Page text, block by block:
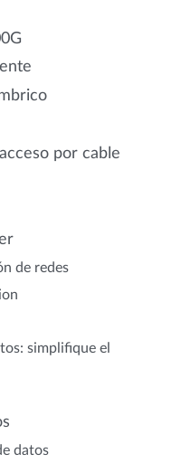
por cable
de redes
simplifique el
datos